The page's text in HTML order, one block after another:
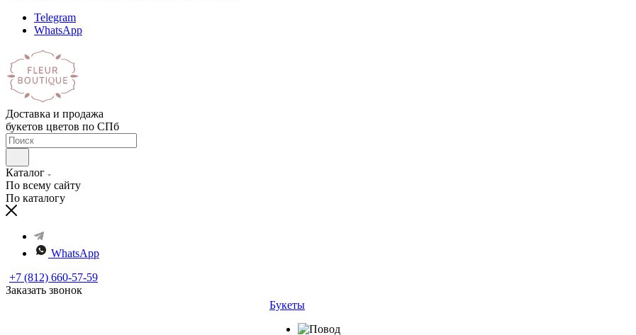
Telegram
WhatsApp
Доставка и продажа
букетов цветов по СПб
Каталог
По всему сайту
По каталогу
WhatsApp
+7 (812) 660-57-59
Заказать звонок
Букеты